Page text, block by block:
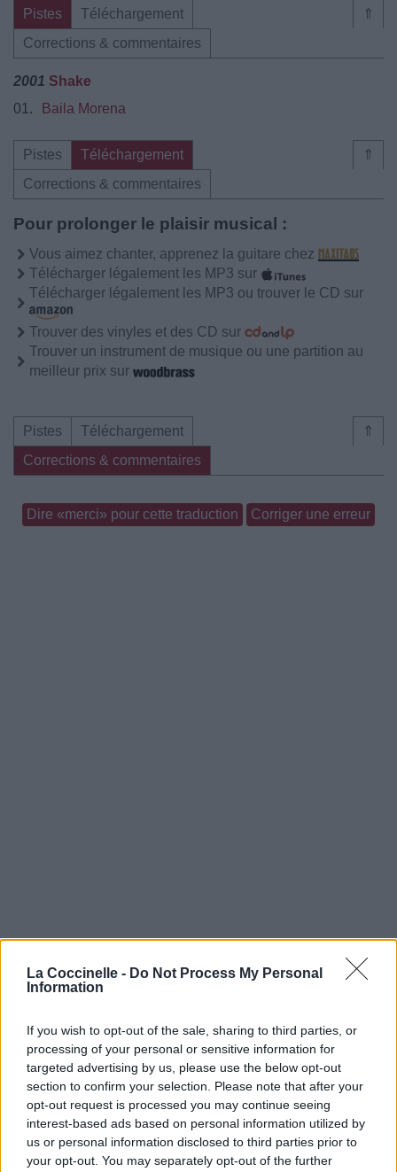
La Coccinelle - Do Not Process My Personal
Information
If you wish to opt-out of the sale, sharing to third parties, or
processing of your personal or sensitive information for
targeted advertising by us, please use the below opt-out
section to confirm your selection. Please note that after your
opt-out request is processed you may continue seeing
interest-based ads based on personal information utilized by
us or personal information disclosed to third parties prior to
your opt-out. You may separately opt-out of the further
⇑
Pistes
Téléchargement
Corrections & commentaires
2001 Shake
01.
Baila Morena
⇑
Pistes
Téléchargement
Corrections & commentaires
Pour prolonger le plaisir musical :
Vous aimez chanter, apprenez la guitare chez
Télécharger légalement les MP3 sur
Télécharger légalement les MP3 ou trouver le CD sur
Trouver des vinyles et des CD sur
Trouver un instrument de musique ou une partition au
meilleur prix sur
⇑
Pistes
Téléchargement
Corrections & commentaires
Dire «merci» pour cette traduction Corriger une erreur